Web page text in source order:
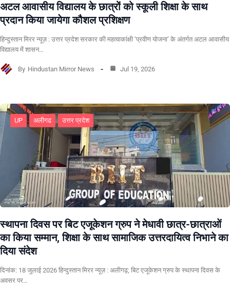
अटल आवासीय विद्यालय के छात्रों को स्कूली शिक्षा के साथ
प्रदान किया जायेगा कौशल प्रशिक्षण
हिन्दुस्तान मिरर न्यूज़ : उत्तर प्रदेश सरकार की महत्वाकांक्षी ‘प्रवीण योजना’ के अंतर्गत अटल आवासीय
विद्यालय में शासन…
By Hindustan Mirror News Jul 19, 2026
UP अलीगढ उत्तर प्रदेश
स्थापना दिवस पर बिट एजूकेशन ग्रुप ने मेधावी छात्र-छात्राओं
का किया सम्मान, शिक्षा के साथ सामाजिक उत्तरदायित्व निभाने का
दिया संदेश
दिनांक: 18 जुलाई 2026 हिन्दुस्तान मिरर न्यूज़ : अलीगढ़; बिट एजूकेशन ग्रुप के स्थापना दिवस के
अवसर पर…